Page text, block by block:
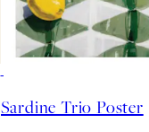
Sardine Trio Poster